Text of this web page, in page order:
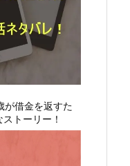
借金を返すた
トーリー！